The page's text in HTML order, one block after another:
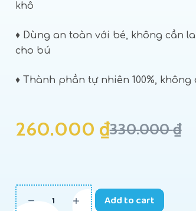
khô
♦ Dùng an toàn với bé, không cần
cho bú
♦ Thành phần tự nhiên 100%,
330.000₫
260.000 ₫
Add to cart